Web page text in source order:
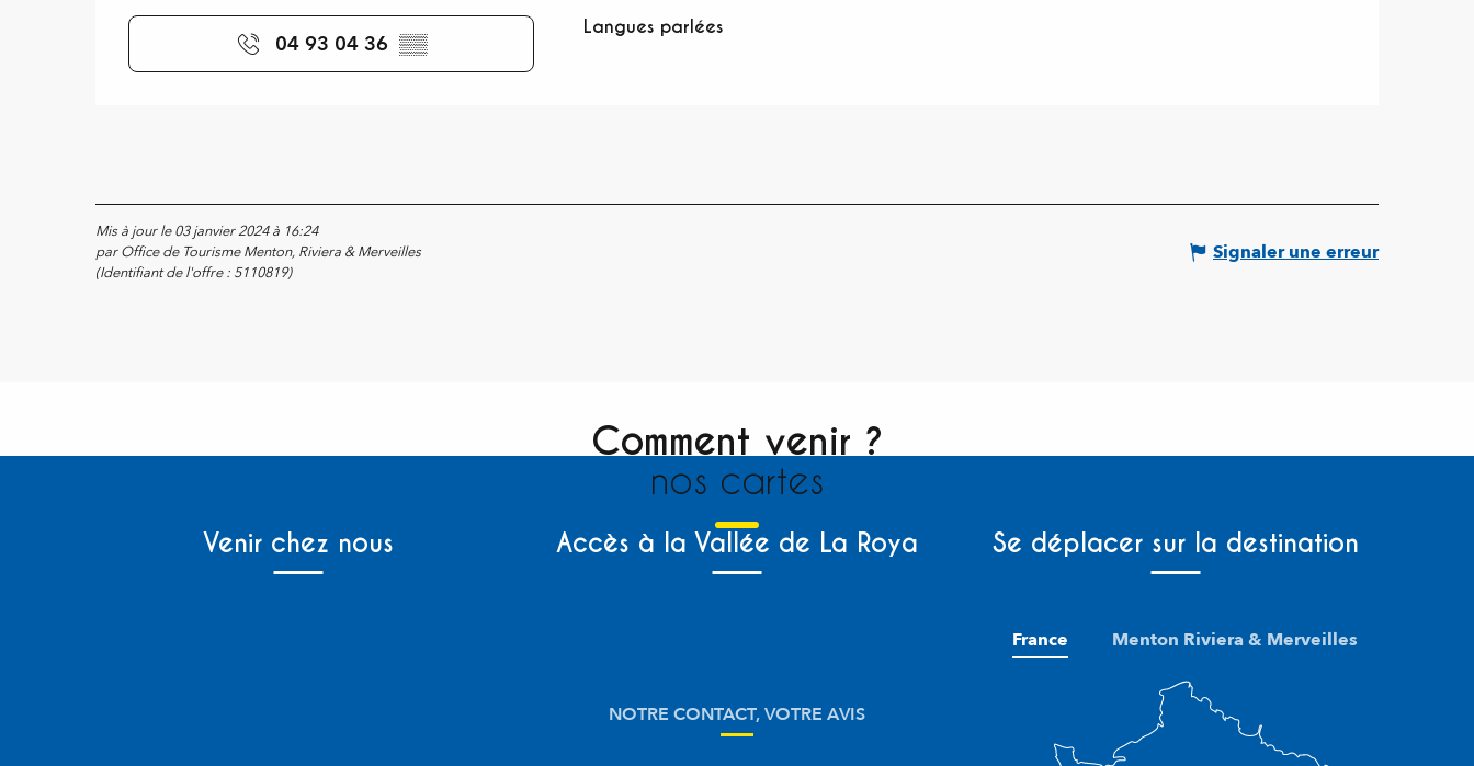
04 93 04 36 ▒▒
Langues parlées
Langues parlées
Mis à jour le 03 janvier 2024 à 16:24
par Office de Tourisme Menton, Riviera & Merveilles
(Identifiant de l'offre : 5110819)
Signaler une erreur
Comment venir ?
nos cartes
Venir chez nous Accès à la Vallée de La Roya Se déplacer sur la destination
NOTRE CONTACT, VOTRE AVIS
France Menton Riviera & Merveilles